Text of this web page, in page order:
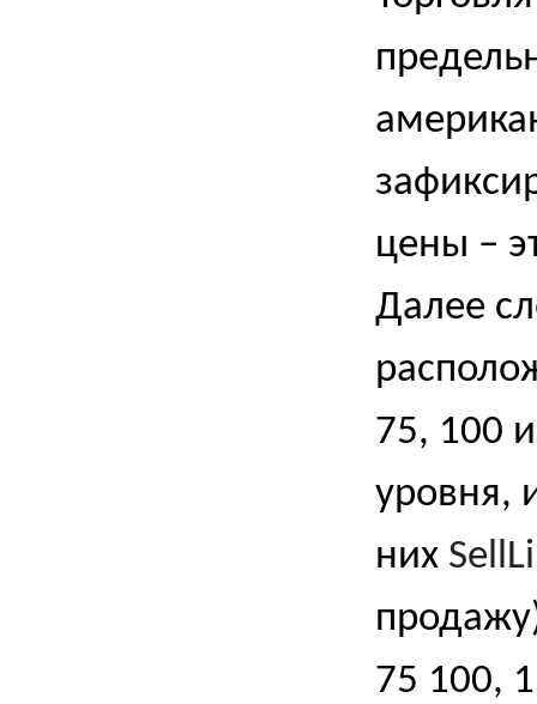
цены –
Далее
75, 100
уровня,
них
75 100,